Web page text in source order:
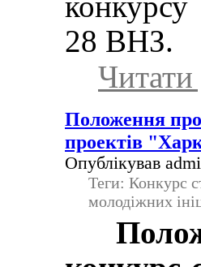
28 ВНЗ.
Положення
проектів
Опублікував
Теги: Конкурс
молодіжних